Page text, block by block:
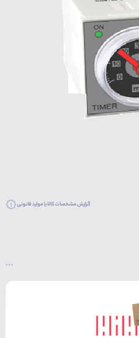
گزارش مشخصات کالا یا موارد قانونی